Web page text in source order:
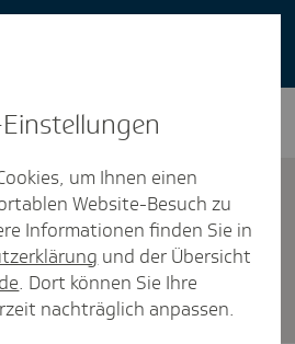
in English -
um Ihnen einen
Website-Besuch zu
Informationen finden Sie in
und der Übersicht
. Dort können Sie Ihre
nachträglich anpassen.